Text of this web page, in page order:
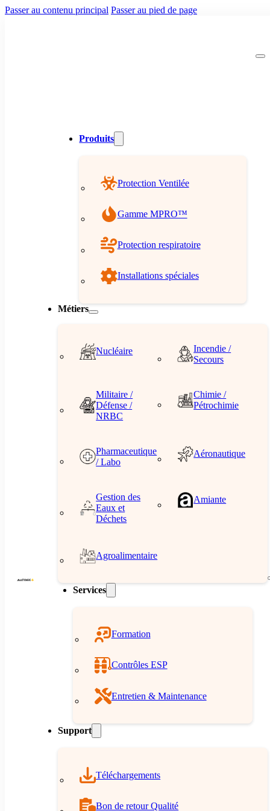
Passer au contenu principal Passer au pied de page
Produits
Protection Ventilée
Gamme MPRO™
Protection respiratoire
Installations spéciales
Métiers
Nucléaire
Incendie /
Secours
Militaire /
Défense /
NRBC
Chimie /
Pétrochimie
Pharmaceutique
/ Labo
Aéronautique
Gestion des
Eaux et
Déchets
Amiante
Agroalimentaire
Services
Formation
Contrôles ESP
Entretien & Maintenance
Support
Téléchargements
Bon de retour Qualité